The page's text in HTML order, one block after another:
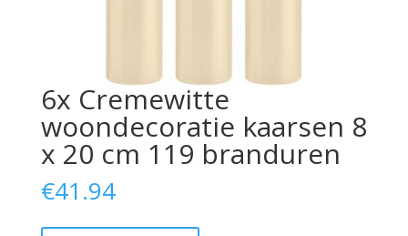
6x Cremewitte
woondecoratie kaarsen 8
x 20 cm 119 branduren
€41.94